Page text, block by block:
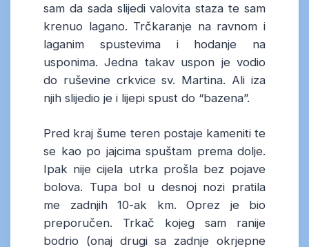
sam da sada slijedi valovita staza te sam
krenuo lagano. Trčkaranje na ravnom i
laganim spustevima i hodanje na
usponima. Jedna takav uspon je vodio
do ruševine crkvice sv. Martina. Ali iza
njih slijedio je i lijepi spust do “bazena”.
Pred kraj šume teren postaje kameniti te
se kao po jajcima spuštam prema dolje.
Ipak nije cijela utrka prošla bez pojave
bolova. Tupa bol u desnoj nozi pratila
me zadnjih 10-ak km. Oprez je bio
preporučen. Trkač kojeg sam ranije
bodrio (onaj drugi sa zadnje okrjepne